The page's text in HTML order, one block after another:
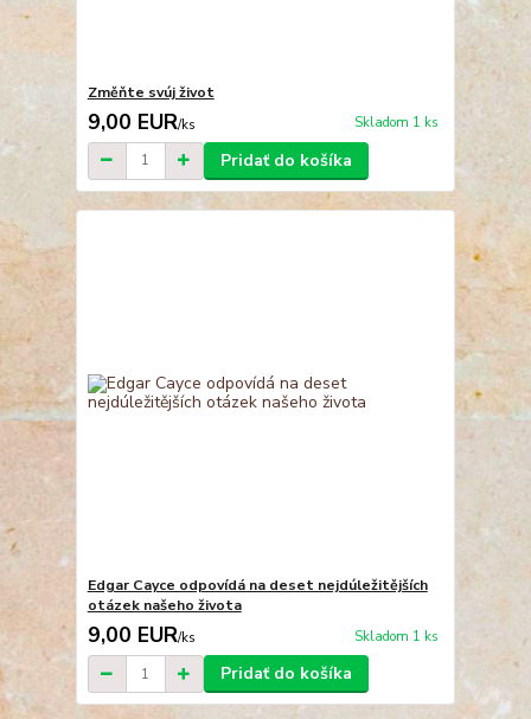
Změňte svúj život
9,00 EUR/ks Skladom 1 ks
Pridať do košíka
Edgar Cayce odpovídá na deset nejdúležitějších
otázek našeho života
9,00 EUR/ks Skladom 1 ks
Pridať do košíka